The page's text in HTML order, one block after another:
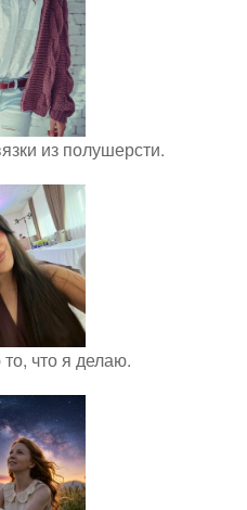
из полушерсти.
что я делаю.